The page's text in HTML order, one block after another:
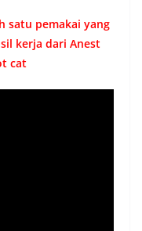
satu pemakai yang
kerja dari Anest
cat